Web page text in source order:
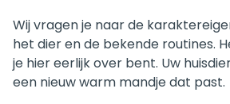
Wij vragen je naar de
het dier en de bekende routines.
je hier eerlijk over bent. Uw
een nieuw warm mandje dat past.